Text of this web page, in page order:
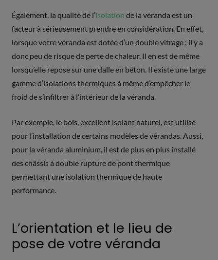
Également, la qualité de l’isolation de la véranda est un
facteur à sérieusement prendre en considération. En effet,
lorsque votre véranda est dotée d’un double vitrage ; il y a
donc peu de risque de perte de chaleur. Il en est de même
lorsqu’elle repose sur une dalle en béton. Il existe une large
gamme d’isolations thermiques à même d’empêcher le
froid de s’infiltrer à l’intérieur de la véranda.
Par exemple, le bois, excellent isolant naturel, est utilisé
pour l’installation de certains modèles de vérandas. Aussi,
pour la véranda aluminium, il est de plus en plus installé
des châssis à double rupture de pont thermique
permettant une isolation thermique de haute
performance.
L’orientation et le lieu de
pose de votre véranda